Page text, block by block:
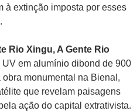
à extinção imposta por esses
Rio Xingu, A Gente Rio
em alumínio dibond de 900
monumental na Bienal,
que revelam paisagens
ação do capital extrativista.